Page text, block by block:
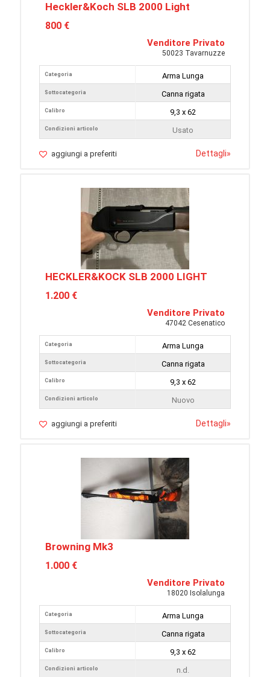
Heckler&Koch SLB 2000 Light
800 €
Venditore Privato
50023 Tavarnuzze
Categoria
Sottocategoria
Calibro
Condizioni articolo
Arma Lunga
Canna rigata
9,3 x 62
Usato
aggiungi a preferiti Dettagli»
HECKLER&KOCK SLB 2000 LIGHT
1.200 €
Venditore Privato
47042 Cesenatico
Categoria
Sottocategoria
Calibro
Condizioni articolo
Arma Lunga
Canna rigata
9,3 x 62
Nuovo
aggiungi a preferiti Dettagli»
Browning Mk3
1.000 €
Venditore Privato
18020 Isolalunga
Categoria
Sottocategoria
Calibro
Condizioni articolo
Arma Lunga
Canna rigata
9,3 x 62
n.d.